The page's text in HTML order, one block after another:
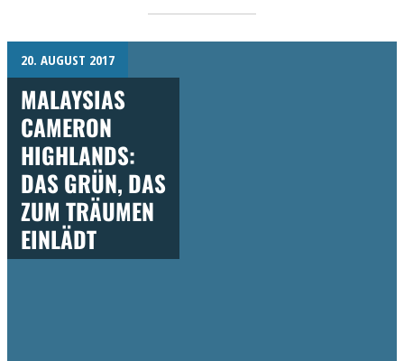
20. AUGUST 2017
MALAYSIAS
CAMERON
HIGHLANDS:
DAS GRÜN, DAS
ZUM TRÄUMEN
EINLÄDT